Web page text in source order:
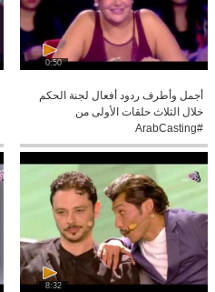
0:50
أجمل وأطرف ردود أفعال لجنة الحكم
خلال الثلاث حلقات الأولى من
#ArabCasting
8:32